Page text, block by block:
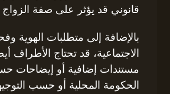
قانوني قد يؤثر على صفة الزواج
بالإضافة إلى متطلبات الهوية
الاجتماعية، قد تحتاج الأطراف
مستندات إضافية أو إيضاحات
الحكومة المحلية أو حسب